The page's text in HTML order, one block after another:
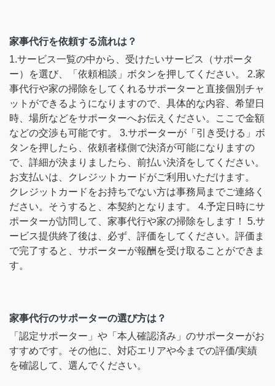
家事代行を依頼する流れは？
1.サービス一覧の中から、受けたいサービス（サポータ
ー）を選び、「依頼相談」ボタンを押してください。 2.家
事代行や家の掃除をしてくれるサポーターと直接個別チャ
ットができるようになりますので、具体的な内容、希望日
時、場所などをサポーターへお伝えください。ここで金額
などの交渉も可能です。 3.サポーターが「引き受ける」ボ
タンを押したら、依頼者様側で決済が可能になりますの
で、詳細が決まりましたら、前払い決済をしてください。
お支払いは、クレジットカードがご利用いただけます。
クレジットカードをお持ちでない方は事務局までご連絡く
ださい。そうすると、本契約となります。 4.予定日時にサ
ポーターが訪問して、家事代行や家の掃除をします！ 5.サ
ービス提供終了後は、必ず、評価をしてください。評価ま
で完了すると、サポーターが報酬を受け取ることができま
す。
家事代行のサポーターの選び方は？
「認定サポーター」や「本人確認済み」のサポーターがお
すすめです。その他に、対応エリアや今までの評価/実績
を確認して、選んでください。